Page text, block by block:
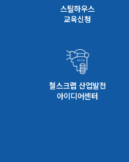
스틸하우스
교육신청
철스크랩 산업발전
아이디어센터